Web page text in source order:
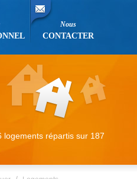
Nous
CONTACTER
logements répartis sur 187